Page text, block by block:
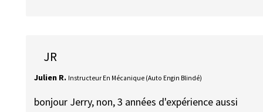
JR
Julien R. Instructeur En Mécanique (Auto Engin Blindé)
bonjour Jerry, non, 3 années d'expérience aussi